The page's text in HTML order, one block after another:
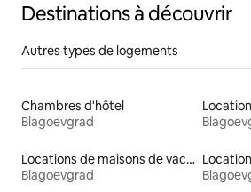
Destinations à découvrir
Autres types de logements
Chambres d'hôtel
Blagoevgrad
Locations de maisons de vacances
Blagoevgrad